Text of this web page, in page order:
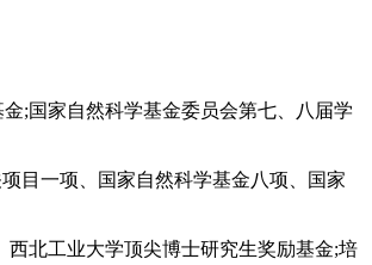
;国家自然科学基金委员会第七、八届学
目一项、国家自然科学基金八项、国家
北工业大学顶尖博士研究生奖励基金;培